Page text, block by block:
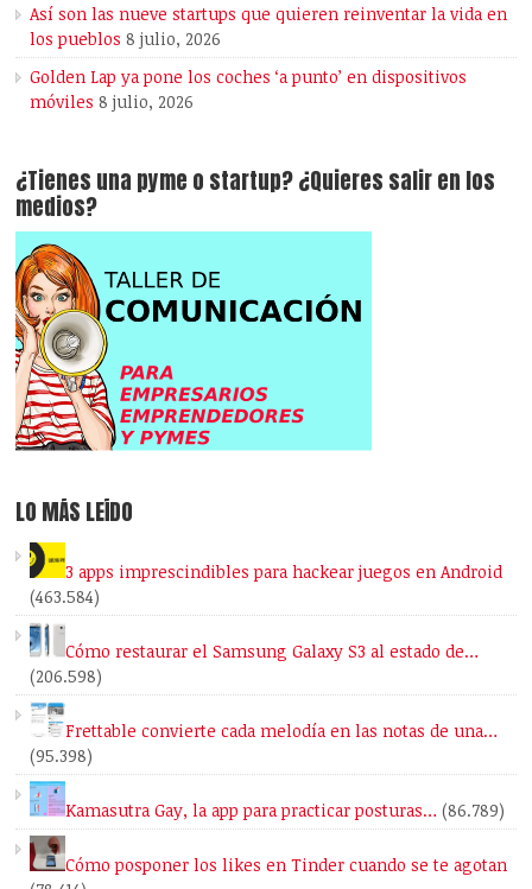
Así son las nueve startups que quieren reinventar la vida en
los pueblos 8 julio, 2026
Golden Lap ya pone los coches ‘a punto’ en dispositivos
móviles 8 julio, 2026
¿Tienes una pyme o startup? ¿Quieres salir en los
medios?
LO MÁS LEÍDO
3 apps imprescindibles para hackear juegos en Android
(463.584)
Cómo restaurar el Samsung Galaxy S3 al estado de…
(206.598)
Frettable convierte cada melodía en las notas de una…
(95.398)
Kamasutra Gay, la app para practicar posturas… (86.789)
Cómo posponer los likes en Tinder cuando se te agotan